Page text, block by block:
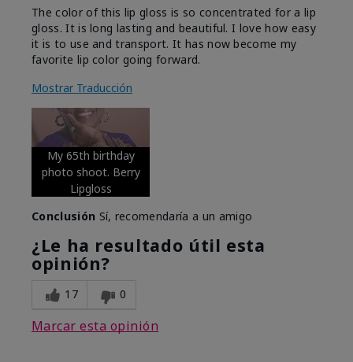
The color of this lip gloss is so concentrated for a lip
gloss. It is long lasting and beautiful. I love how easy
it is to use and transport. It has now become my
favorite lip color going forward.
Mostrar Traducción
My 65th birthday
photo shoot. Berry
Lipgloss
Conclusión Sí, recomendaría a un amigo
¿Le ha resultado útil esta
opinión?
17 0
Marcar esta opinión